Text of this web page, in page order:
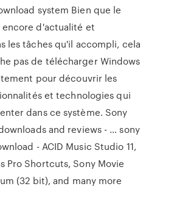
system Bien que le
encore d'actualité et
les tâches qu'il accompli, cela
pas de télécharger Windows
pour découvrir les
et technologies qui
dans ce système. Sony
and reviews - … sony
- ACID Music Studio 11,
Pro Shortcuts, Sony Movie
(32 bit), and many more